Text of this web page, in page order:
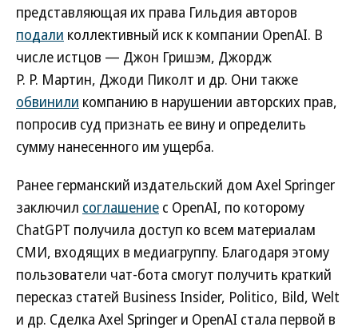
представляющая их права Гильдия авторов
подали коллективный иск к компании OpenAI. В
числе истцов — Джон Гришэм, Джордж
Р. Р. Мартин, Джоди Пиколт и др. Они также
обвинили компанию в нарушении авторских прав,
попросив суд признать ее вину и определить
сумму нанесенного им ущерба.
Ранее германский издательский дом Axel Springer
заключил соглашение с OpenAI, по которому
ChatGPT получила доступ ко всем материалам
СМИ, входящих в медиагруппу. Благодаря этому
пользователи чат-бота смогут получить краткий
пересказ статей Business Insider, Politico, Bild, Welt
и др. Сделка Axel Springer и OpenAI стала первой в